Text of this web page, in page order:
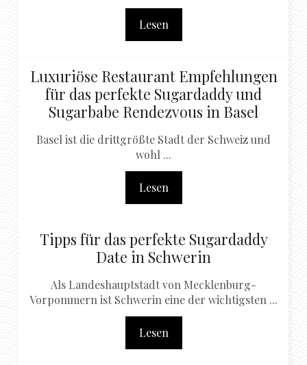
Lesen
Luxuriöse Restaurant Empfehlungen
für das perfekte Sugardaddy und
Sugarbabe Rendezvous in Basel
Basel ist die drittgrößte Stadt der Schweiz und
wohl ...
Lesen
Tipps für das perfekte Sugardaddy
Date in Schwerin
Als Landeshauptstadt von Mecklenburg-
Vorpommern ist Schwerin eine der wichtigsten ...
Lesen